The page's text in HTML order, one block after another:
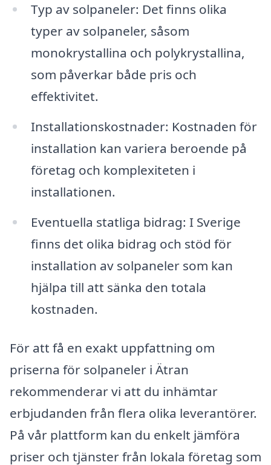
Typ av solpaneler: Det finns olika
typer av solpaneler, såsom
monokrystallina och polykrystallina,
som påverkar både pris och
effektivitet.
Installationskostnader: Kostnaden för
installation kan variera beroende på
företag och komplexiteten i
installationen.
Eventuella statliga bidrag: I Sverige
finns det olika bidrag och stöd för
installation av solpaneler som kan
hjälpa till att sänka den totala
kostnaden.
För att få en exakt uppfattning om
priserna för solpaneler i Ätran
rekommenderar vi att du inhämtar
erbjudanden från flera olika leverantörer.
På vår plattform kan du enkelt jämföra
priser och tjänster från lokala företag som